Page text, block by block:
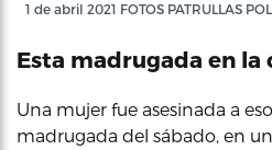
1 de abril 2021 FOTOS PATRULLAS
Esta madrugada en la
Una mujer fue asesinada a
madrugada del sábado, en